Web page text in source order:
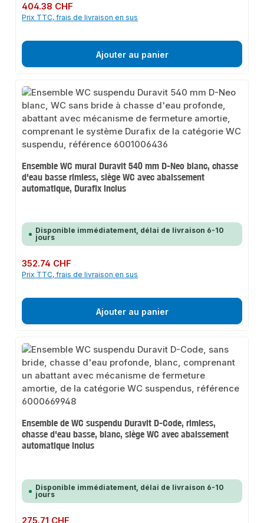
Prix régulier :
404.38 CHF
Prix TTC, frais de livraison en sus
Ajouter au panier
Ensemble WC mural Duravit 540 mm D-Neo blanc, chasse
d'eau basse rimless, siège WC avec abaissement
automatique, Durafix inclus
Disponible immédiatement, délai de livraison 6-10
jours
Prix régulier :
352.74 CHF
Prix TTC, frais de livraison en sus
Ajouter au panier
Ensemble de WC suspendu Duravit D-Code, rimless,
chasse d'eau basse, blanc, siège WC avec abaissement
automatique inclus
Disponible immédiatement, délai de livraison 6-10
jours
Prix régulier :